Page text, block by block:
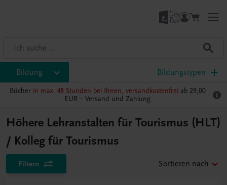
Bildung Bildungstypen
Bücher in max. 48 Stunden bei Ihnen, versandkostenfrei ab 29,00
EUR – Versand und Zahlung
Höhere Lehranstalten für Tourismus (HLT)
/ Kolleg für Tourismus
Filtern Sortieren nach